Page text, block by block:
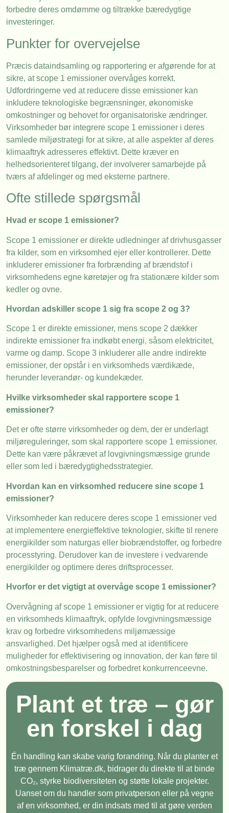
forbedre deres omdømme og tiltrække bæredygtige
investeringer.
Punkter for overvejelse
Præcis dataindsamling og rapportering er afgørende for at
sikre, at scope 1 emissioner overvåges korrekt.
Udfordringerne ved at reducere disse emissioner kan
inkludere teknologiske begrænsninger, økonomiske
omkostninger og behovet for organisatoriske ændringer.
Virksomheder bør integrere scope 1 emissioner i deres
samlede miljøstrategi for at sikre, at alle aspekter af deres
klimaaftryk adresseres effektivt. Dette kræver en
helhedsorienteret tilgang, der involverer samarbejde på
tværs af afdelinger og med eksterne partnere.
Ofte stillede spørgsmål
Hvad er scope 1 emissioner?
Scope 1 emissioner er direkte udledninger af drivhusgasser
fra kilder, som en virksomhed ejer eller kontrollerer. Dette
inkluderer emissioner fra forbrænding af brændstof i
virksomhedens egne køretøjer og fra stationære kilder som
kedler og ovne.
Hvordan adskiller scope 1 sig fra scope 2 og 3?
Scope 1 er direkte emissioner, mens scope 2 dækker
indirekte emissioner fra indkøbt energi, såsom elektricitet,
varme og damp. Scope 3 inkluderer alle andre indirekte
emissioner, der opstår i en virksomheds værdikæde,
herunder leverandør- og kundekæder.
Hvilke virksomheder skal rapportere scope 1
emissioner?
Det er ofte større virksomheder og dem, der er underlagt
miljøreguleringer, som skal rapportere scope 1 emissioner.
Dette kan være påkrævet af lovgivningsmæssige grunde
eller som led i bæredygtighedsstrategier.
Hvordan kan en virksomhed reducere sine scope 1
emissioner?
Virksomheder kan reducere deres scope 1 emissioner ved
at implementere energieffektive teknologier, skifte til renere
energikilder som naturgas eller biobrændstoffer, og forbedre
processtyring. Derudover kan de investere i vedvarende
energikilder og optimere deres driftsprocesser.
Hvorfor er det vigtigt at overvåge scope 1 emissioner?
Overvågning af scope 1 emissioner er vigtig for at reducere
en virksomheds klimaaftryk, opfylde lovgivningsmæssige
krav og forbedre virksomhedens miljømæssige
ansvarlighed. Det hjælper også med at identificere
muligheder for effektivisering og innovation, der kan føre til
omkostningsbesparelser og forbedret konkurrenceevne.
Plant et træ – gør
en forskel i dag
Én handling kan skabe varig forandring. Når du planter et
træ gennem Klimatræ.dk, bidrager du direkte til at binde
CO₂, styrke biodiversiteten og støtte lokale projekter.
Uanset om du handler som privatperson eller på vegne
af en virksomhed, er din indsats med til at gøre verden